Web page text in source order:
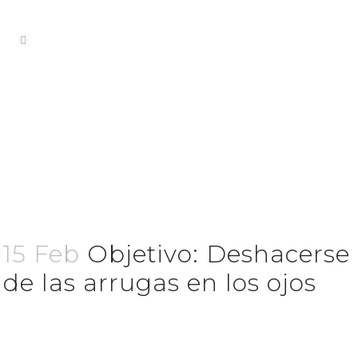
15 Feb Objetivo: Deshacerse
de las arrugas en los ojos